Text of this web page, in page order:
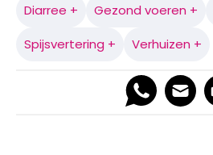
Diarree + Gezond voeren +
Spijsvertering +
Verhuizen +